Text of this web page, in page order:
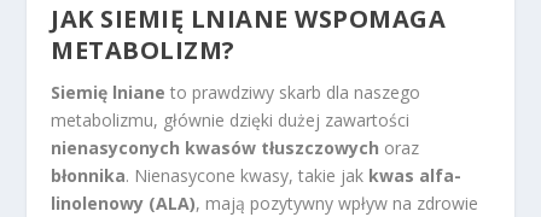
JAK SIEMIĘ LNIANE WSPOMAGA
METABOLIZM?
Siemię lniane to prawdziwy skarb dla naszego
metabolizmu, głównie dzięki dużej zawartości
nienasyconych kwasów tłuszczowych oraz
błonnika. Nienasycone kwasy, takie jak kwas alfa-
linolenowy (ALA), mają pozytywny wpływ na zdrowie